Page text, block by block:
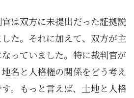
は双方に未提出だった証拠説
た。それに加えて、双方が主
っていました。特に裁判官が
名と人格権の関係をどう考え
。もっと言えば、土地と人格